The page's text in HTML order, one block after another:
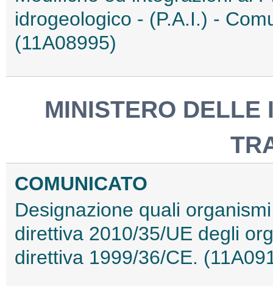
idrogeologico - (P.A.I.) -
(11A08995)
MINISTERO DELLE
COMUNICATO
Designazione quali
direttiva 2010/35/UE degli
direttiva 1999/36/CE.